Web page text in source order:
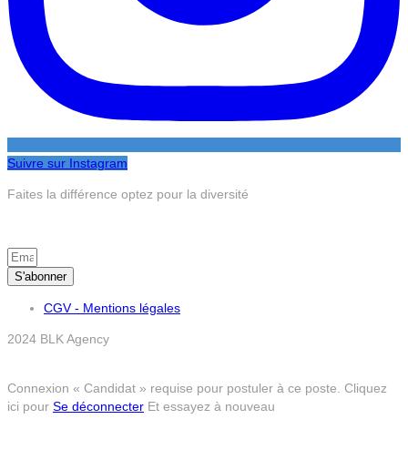
Suivre sur Instagram
Faites la différence optez pour la diversité
S'abonner
CGV - Mentions légales
2024 BLK Agency
Connexion « Candidat » requise pour postuler à ce poste. Cliquez
ici pour Se déconnecter Et essayez à nouveau